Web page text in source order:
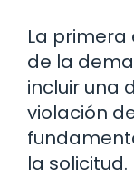
La
de la
incluir una
violación
la solicitud.